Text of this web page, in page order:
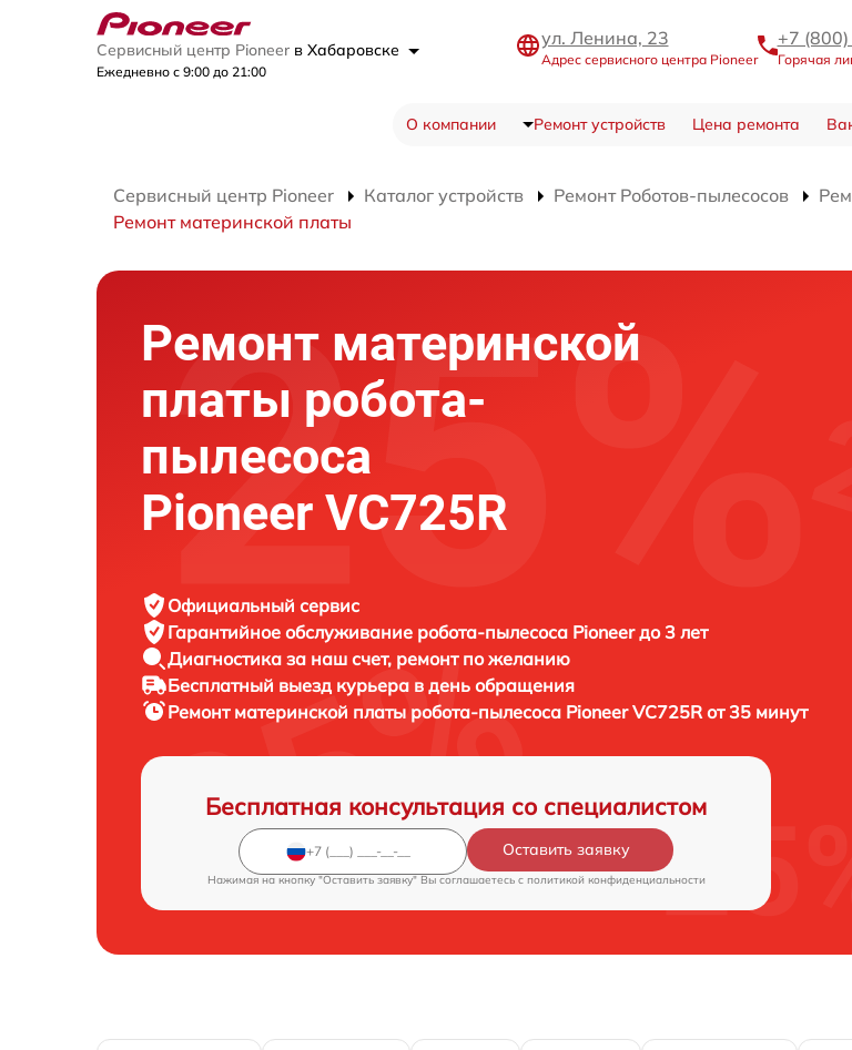
Сервисный центр Pioneer в Хабаровске
Ежедневно с 9:00 до 21:00
ул. Ленина, 23
Адрес сервисного центра Pioneer
+7
Горячая
О компании Ремонт устройств Цена ремонта
Сервисный центр Pioneer Каталог устройств Ремонт Роботов-пылесосов
Ремонт материнской платы
Ремонт материнской
платы робота-
пылесоса
Pioneer VC725R
Официальный сервис
Гарантийное обслуживание робота-пылесоса Pioneer до 3 лет
Диагностика за наш счет, ремонт по желанию
Бесплатный выезд курьера в день обращения
Ремонт материнской платы робота-пылесоса Pioneer VC725R от 35 минут
Бесплатная консультация со специалистом
Оставить заявку
Нажимая на кнопку "Оставить заявку" Вы соглашаетесь c политикой конфиденциальности